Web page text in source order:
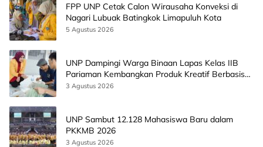
FPP UNP Cetak Calon Wirausaha Konveksi di
Nagari Lubuak Batingkok Limapuluh Kota
5 Agustus 2026
UNP Dampingi Warga Binaan Lapas Kelas IIB
Pariaman Kembangkan Produk Kreatif Berbasis
AI
3 Agustus 2026
UNP Sambut 12.128 Mahasiswa Baru dalam
PKKMB 2026
3 Agustus 2026